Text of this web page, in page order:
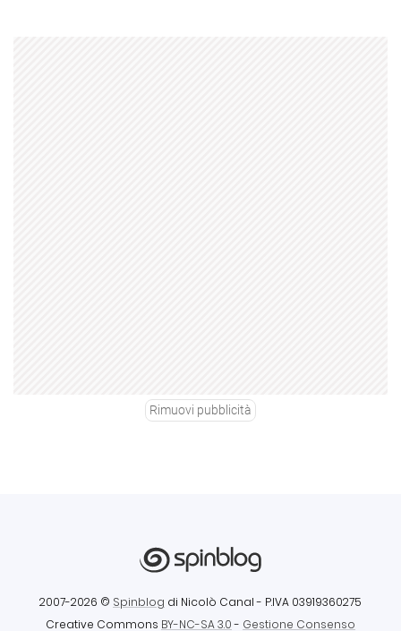
Rimuovi pubblicità
2007-2026 © Spinblog di Nicolò Canal - P.IVA 03919360275
Creative Commons BY-NC-SA 3.0- Gestione Consenso